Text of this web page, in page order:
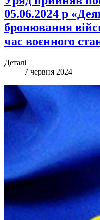
05.06.2024 р
бронювання
час воєнного
Деталі
7 червня 2024